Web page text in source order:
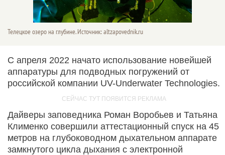
Телецкое озеро на глубине. Источник: altzapovednik.ru
С апреля 2022 начато использование новейшей
аппаратуры для подводных погружений от
российской компании UV-Underwater Technologies.
Дайверы заповедника Роман Воробьев и Татьяна
Клименко совершили аттестационный спуск на 45
метров на глубоководном дыхательном аппарате
замкнутого цикла дыхания с электронной